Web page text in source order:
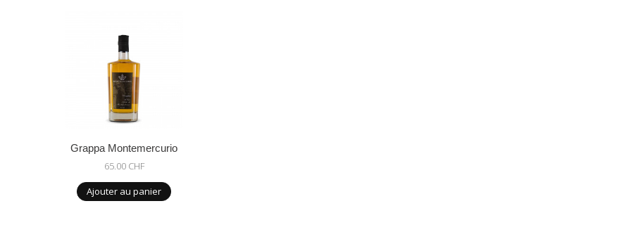
Grappa Montemercurio
65.00 CHF
Ajouter au panier